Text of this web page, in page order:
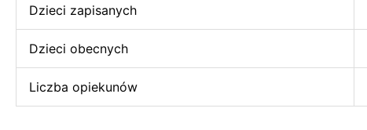
Dzieci zapisanych
Dzieci obecnych
Liczba opiekunów